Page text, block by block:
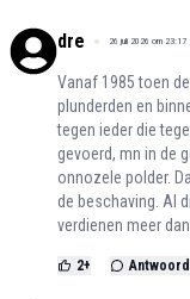
dre 26 juli 2026 om 23:17
Vanaf 1985 toen
plunderden en
tegen ieder die
gevoerd, mn in de
onnozele polder.
de beschaving. Al
verdienen meer
2+ Antwoord